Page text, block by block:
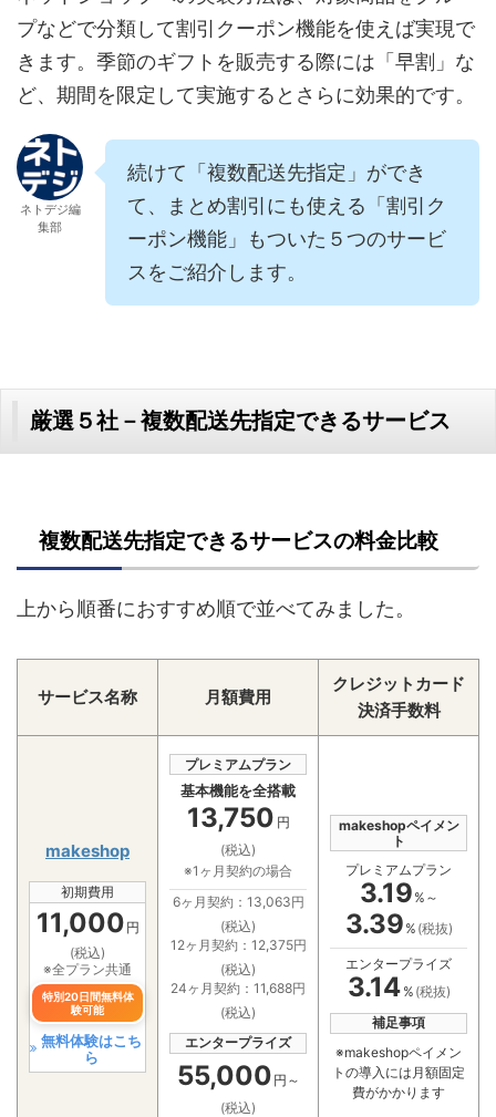
プなどで分類して割引クーポン機能を使えば実現で
きます。季節のギフトを販売する際には「早割」な
ど、期間を限定して実施するとさらに効果的です。
ネトデジ編
集部
続けて「複数配送先指定」ができ
て、まとめ割引にも使える「割引ク
ーポン機能」もついた５つのサービ
スをご紹介します。
厳選５社－複数配送先指定できるサービス
複数配送先指定できるサービスの料金比較
上から順番におすすめ順で並べてみました。
サービス名称 月額費用
クレジットカード
決済手数料
makeshop
初期費用
11,000 円
(税込)
※全プラン共通
特別20日間無料体
験可能
無料体験はこち
ら
プレミアムプラン
基本機能を全搭載
13,750 円
(税込)
※1ヶ月契約の場合
6ヶ月契約：13,063円
(税込)
12ヶ月契約：12,375円
(税込)
24ヶ月契約：11,688円
(税込)
エンタープライズ
55,000 円～
(税込)
makeshopペイメン
ト
プレミアムプラン
3.19 %～
3.39 % (税抜)
エンタープライズ
3.14 % (税抜)
補足事項
※makeshopペイメン
トの導入には月額固定
費がかかります